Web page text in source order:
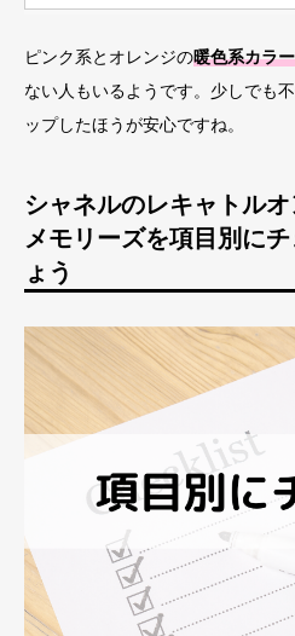
ピンク系とオレンジの暖色系カラ
ない人もいるようです。少しでも
ップしたほうが安心ですね。
シャネルのレキャトル
メモリーズを項目別に
ょう